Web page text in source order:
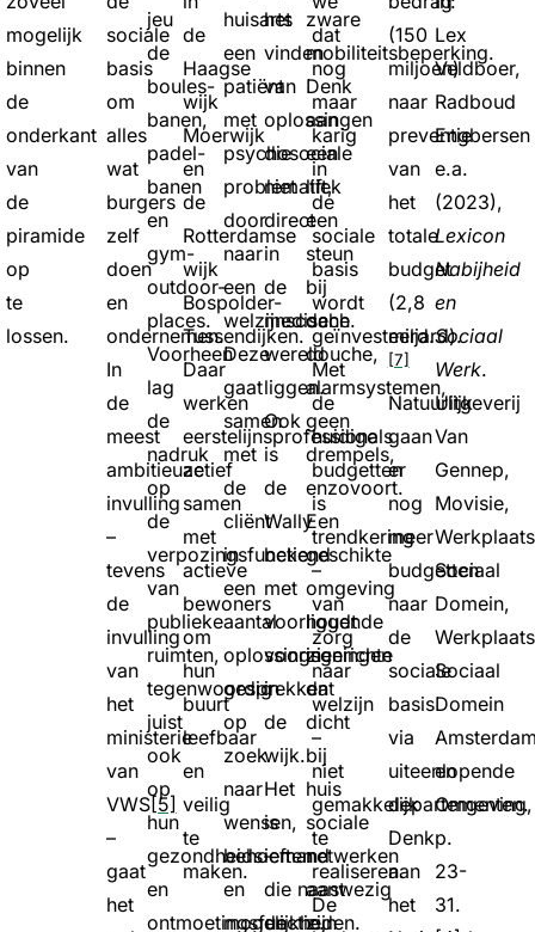
mogelijk
binnen
de
onderkant
van
de
piramide
op
te
lossen.
sociale
basis
om
alles
wat
burgers
zelf
doen
en
ondernemen.
In
de
meest
ambitieuze
invulling
–
tevens
de
invulling
van
het
ministerie
van
VWS[5]
–
gaat
het
jeu
de
boules-
banen,
padel-
banen
en
gym-
outdoor-
places.
Voorheen
lag
de
nadruk
op
de
verpozingsfunctie
van
publieke
ruimten,
tegenwoordig
juist
ook
op
hun
gezondheids-
en
ontmoetingsfunctie.
de
Haagse
wijk
Moerwijk
en
de
Rotterdamse
wijk
Bospolder-
Tussendijken.
Daar
werken
eerstelijnsprofessionals
actief
samen
met
actieve
bewoners
om
hun
buurt
leefbaar
en
veilig
te
maken.
huisarts
een
patiënt
met
psychosociale
problematiek
door
naar
een
welzijnscoach.
Deze
gaat
samen
met
de
cliënt
in
een
aantal
oplossingsgerichte
gesprekken
op
zoek
naar
wensen,
behoeften
en
mogelijkheden.
het
vinden
van
oplossingen
die
niet
direct
in
de
medische
wereld
liggen.
Ook
is
de
Wally
bekend
met
voorliggende
voorzieningen
in
de
wijk.
Het
is
iemand
die naast
de
zware
mobiliteitsbeperking.
Denk
aan
een
lift,
een
steun
bij
de
douche,
alarmsystemen,
geen
drempels,
enzovoort.
Een
geschikte
omgeving
houdt
in
dat
dicht
bij
huis
sociale
netwerken
aanwezig
zijn
dat
nog
maar
karig
in
de
sociale
basis
wordt
geïnvesteerd.
Met
de
huidige
budgetten
is
trendkering
–
van
zorg
naar
welzijn
–
niet
gemakkelijk
te
realiseren.
De
(150
miljoen)
naar
preventie
van
het
totale
budget
(2,8
miljard).
[7]
Natuurlijk
gaan
er
nog
meer
budgetten
naar
de
sociale
basis
via
uiteenlopende
departementen.
Denk
aan
het
Lex
Veldboer,
Radboud
Engbersen
e.a.
(2023),
Lexicon
Nabijheid
en
Sociaal
Werk.
Uitgeverij
Van
Gennep,
Movisie,
Sociaal
Domein,
Sociaal
Domein
en
Omgeving,
p.
23-
31.